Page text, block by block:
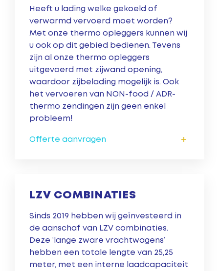
Heeft u lading welke gekoeld of
verwarmd vervoerd moet worden?
Met onze thermo opleggers kunnen wij
u ook op dit gebied bedienen. Tevens
zijn al onze thermo opleggers
uitgevoerd met zijwand opening,
waardoor zijbelading mogelijk is. Ook
het vervoeren van NON-food / ADR-
thermo zendingen zijn geen enkel
probleem!
Offerte aanvragen +
LZV COMBINATIES
Sinds 2019 hebben wij geïnvesteerd in
de aanschaf van LZV combinaties.
Deze ‘lange zware vrachtwagens’
hebben een totale lengte van 25,25
meter, met een interne laadcapaciteit